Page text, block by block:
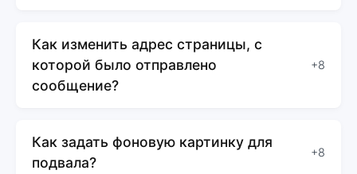
Как изменить адрес страницы, с
которой было отправлено
сообщение?
+8
Как задать фоновую картинку для
подвала?
+8